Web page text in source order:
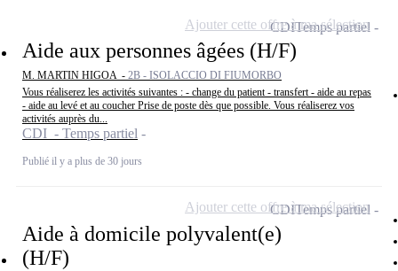
Aide aux personnes âgées (H/F)
M. MARTIN HIGOA - 2B - ISOLACCIO DI FIUMORBO
Vous réaliserez les activités suivantes : - change du patient - transfert - aide au repas
- aide au levé et au coucher Prise de poste dès que possible. Vous réaliserez vos
activités auprès du...
CDI - Temps partiel
Publié il y a plus de 30 jours
CDITemps partiel
Ajouter cette offre à ma sélection
Aide à domicile polyvalent(e)
(H/F)
CDITemps partiel
Ajouter cette offre à ma sélection